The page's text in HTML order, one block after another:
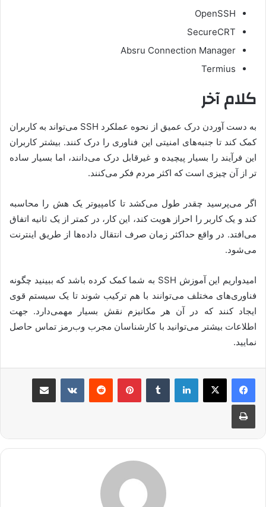
OpenSSH
SecureCRT
Absru Connection Manager
Termius
کلام آخر
به دست آوردن درک عمیق از نحوه عملکرد SSH می‌تواند به کاربران
کمک کند تا جنبه‌های امنیتی این فناوری را درک کنند. بیشتر کاربران
این فرآیند را بسیار پیچیده و غیرقابل درک می‌دانند، اما بسیار ساده
تر از آن چیزی است که اکثر مردم فکر می‌کنند.
اگر می‌پرسید چقدر طول می‌کشد تا کامپیوتر یک هش را محاسبه
کند و یک کاربر را احراز هویت کند، این کار، در کمتر از یک ثانیه اتفاق
می‌افتد. در واقع حداکثر زمان صرف انتقال داده‌ها از طریق اینترنت
می‌شود.
امیدواریم این آموزش SSH به شما کمک کرده باشد که ببینید چگونه
فناوری‌های مختلف می‌توانند با هم ترکیب شوند تا یک سیستم قوی
ایجاد کنند که در آن هر مکانیزم نقش بسیار مهمی‌دارد. جهت
اطلاعات بیشتر می‌توانید با کارشناسان مجرب وب‌رمز تماس حاصل
نمایید.
لینکدین ‫تامبلر پینترست‫رددیت ‫VKontakteاشتراک گذاری از طریق ایمیل
چاپ